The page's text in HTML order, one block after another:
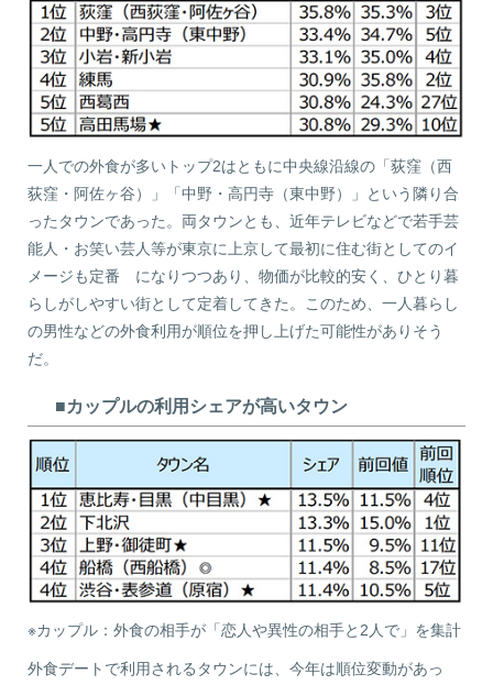
一人での外食が多いトップ2はともに中央線沿線の「荻窪（西
荻窪・阿佐ヶ谷）」「中野・高円寺（東中野）」という隣り合
ったタウンであった。両タウンとも、近年テレビなどで若手芸
能人・お笑い芸人等が東京に上京して最初に住む街としてのイ
メージも定番 になりつつあり、物価が比較的安く、ひとり暮
らしがしやすい街として定着してきた。このため、一人暮らし
の男性などの外食利用が順位を押し上げた可能性がありそう
だ。
■カップルの利用シェアが高いタウン
※カップル：外食の相手が「恋人や異性の相手と2人で」を集計
外食デートで利用されるタウンには、今年は順位変動があっ